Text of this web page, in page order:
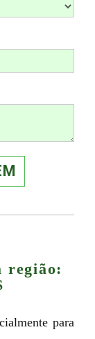
região:
para